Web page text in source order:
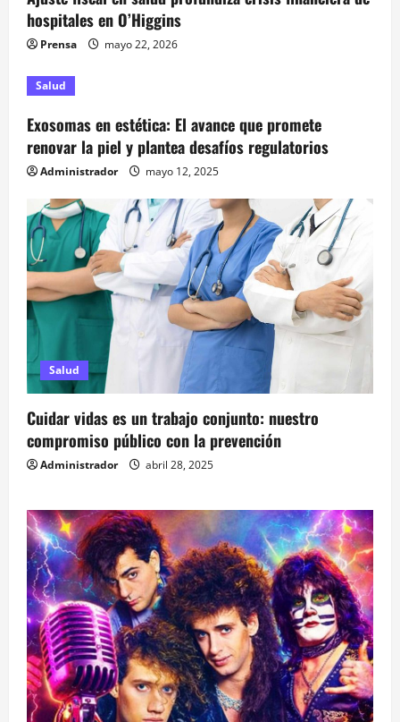
n
t
r
a
d
a
s
hospitales en O’Higgins
Prensa mayo 22, 2026
Salud
Exosomas en estética: El avance que promete
renovar la piel y plantea desafíos regulatorios
Administrador mayo 12, 2025
Salud
Cuidar vidas es un trabajo conjunto: nuestro
compromiso público con la prevención
Administrador abril 28, 2025